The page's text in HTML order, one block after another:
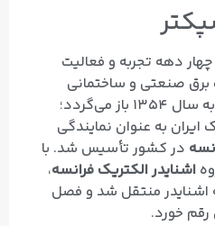
دهه تجربه و فعالیت
صنعتی و ساختمانی
ایران است. آغاز این مسیر به سال ۱۳۵۴ باز می‌گردد؛
به‌ عنوان نمایندگی
در کشور تأسیس شد. با
اشنایدر الکتریک فرانسه،
اشنایدر منتقل شد و فصل
رقم خورد.